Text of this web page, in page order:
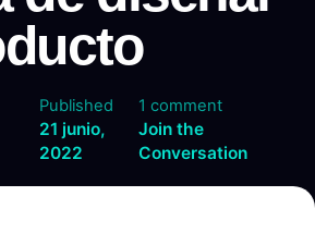
Published
21 junio,
2022
1 comment
Join the
Conversation